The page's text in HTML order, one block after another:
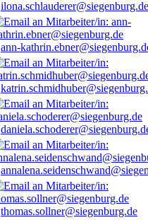
ilona.schlauderer@siegenburg.de
ann-
thomas.sollner@siegenburg.de